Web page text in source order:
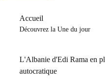
Accueil
Découvrez la Une du jour
L'Albanie d'Edi Rama en
autocratique